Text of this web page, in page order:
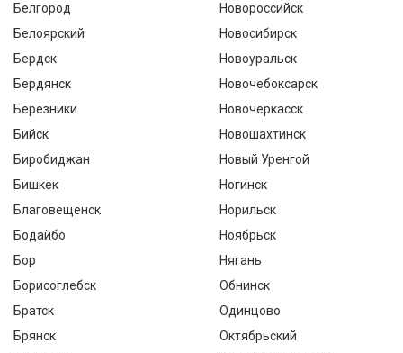
Белгород
Белоярский
Бердск
Бердянск
Березники
Бийск
Биробиджан
Бишкек
Благовещенск
Бодайбо
Бор
Борисоглебск
Братск
Брянск
Новороссийск
Новосибирск
Новоуральск
Новочебоксарск
Новочеркасск
Новошахтинск
Новый Уренгой
Ногинск
Норильск
Ноябрьск
Нягань
Обнинск
Одинцово
Октябрьский